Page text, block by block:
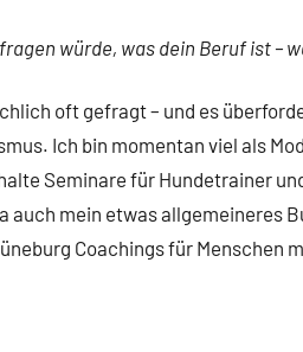
würde, was dein Beruf ist –
oft gefragt – und es
Ich bin momentan viel als
Seminare für Hundetrainer
auch mein etwas allgemeineres
Coachings für Menschen